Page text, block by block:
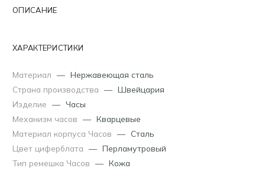
ОПИСАНИЕ
ХАРАКТЕРИСТИКИ
Материал — Нержавеющая сталь
Страна производства — Швейцария
Изделие — Часы
Механизм часов — Кварцевые
Материал корпуса Часов — Сталь
Цвет циферблата — Перламутровый
Тип ремешка Часов — Кожа